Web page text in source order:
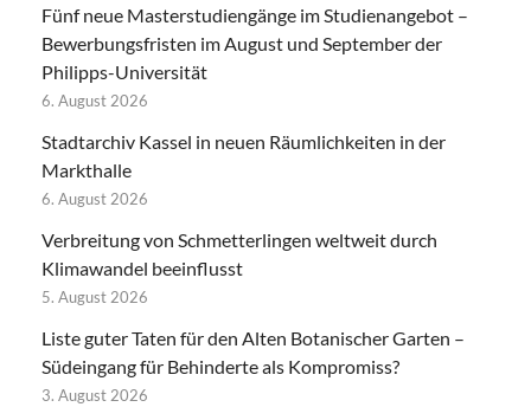
Fünf neue Masterstudiengänge im Studienangebot –
Bewerbungsfristen im August und September der
Philipps-Universität
6. August 2026
Stadtarchiv Kassel in neuen Räumlichkeiten in der
Markthalle
6. August 2026
Verbreitung von Schmetterlingen weltweit durch
Klimawandel beeinflusst
5. August 2026
Liste guter Taten für den Alten Botanischer Garten –
Südeingang für Behinderte als Kompromiss?
3. August 2026